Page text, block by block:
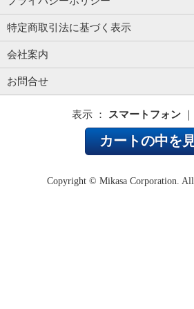
特定商取引法に基づく表示
会社案内
お問合せ
表示 ： スマートフォン｜
カートの中を
Copyright © Mikasa Corporation. All